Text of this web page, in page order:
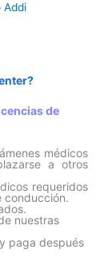
Addi
de
médicos
a otros
requeridos
conducción.
nuestras
paga después